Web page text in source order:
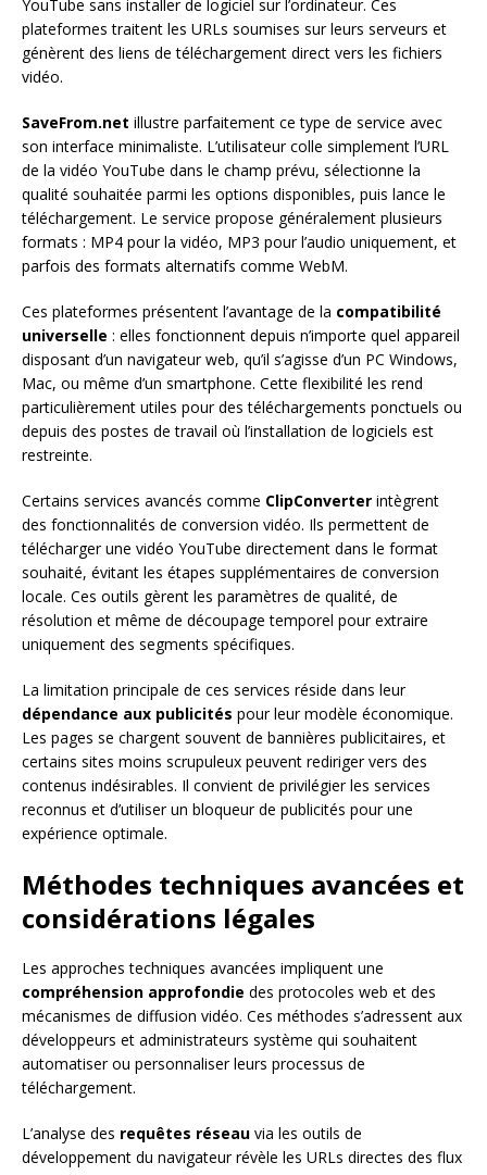
YouTube sans installer de logiciel sur l’ordinateur. Ces
plateformes traitent les URLs soumises sur leurs serveurs et
génèrent des liens de téléchargement direct vers les fichiers
vidéo.
SaveFrom.net illustre parfaitement ce type de service avec
son interface minimaliste. L’utilisateur colle simplement l’URL
de la vidéo YouTube dans le champ prévu, sélectionne la
qualité souhaitée parmi les options disponibles, puis lance le
téléchargement. Le service propose généralement plusieurs
formats : MP4 pour la vidéo, MP3 pour l’audio uniquement, et
parfois des formats alternatifs comme WebM.
Ces plateformes présentent l’avantage de la compatibilité
universelle : elles fonctionnent depuis n’importe quel appareil
disposant d’un navigateur web, qu’il s’agisse d’un PC Windows,
Mac, ou même d’un smartphone. Cette flexibilité les rend
particulièrement utiles pour des téléchargements ponctuels ou
depuis des postes de travail où l’installation de logiciels est
restreinte.
Certains services avancés comme ClipConverter intègrent
des fonctionnalités de conversion vidéo. Ils permettent de
télécharger une vidéo YouTube directement dans le format
souhaité, évitant les étapes supplémentaires de conversion
locale. Ces outils gèrent les paramètres de qualité, de
résolution et même de découpage temporel pour extraire
uniquement des segments spécifiques.
La limitation principale de ces services réside dans leur
dépendance aux publicités pour leur modèle économique.
Les pages se chargent souvent de bannières publicitaires, et
certains sites moins scrupuleux peuvent rediriger vers des
contenus indésirables. Il convient de privilégier les services
reconnus et d’utiliser un bloqueur de publicités pour une
expérience optimale.
Méthodes techniques avancées et
considérations légales
Les approches techniques avancées impliquent une
compréhension approfondie des protocoles web et des
mécanismes de diffusion vidéo. Ces méthodes s’adressent aux
développeurs et administrateurs système qui souhaitent
automatiser ou personnaliser leurs processus de
téléchargement.
L’analyse des requêtes réseau via les outils de
développement du navigateur révèle les URLs directes des flux